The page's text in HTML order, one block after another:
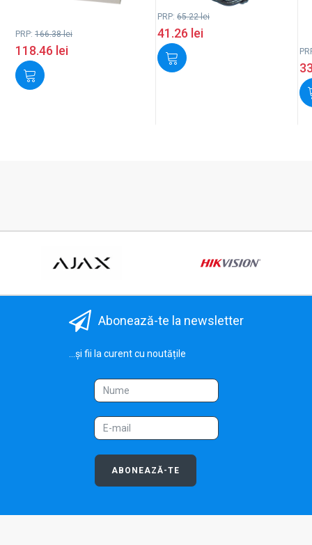
PRP: 166.38lei
118.46 lei
PRP: 65.22lei
41.26 lei
Abonează-te la newsletter
...și fii la curent cu noutățile
ABONEAZĂ-TE